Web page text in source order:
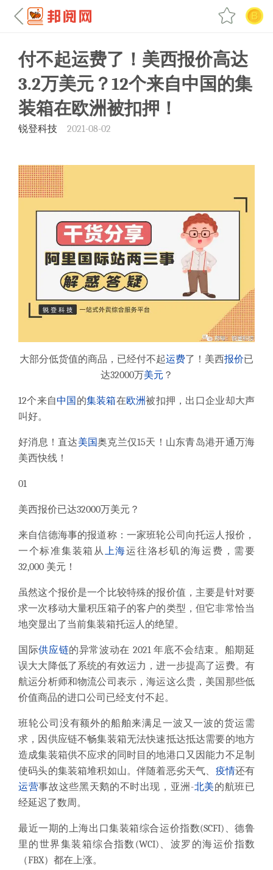
付不起运费了！美西报价高达
3.2万美元？12个来自中国的集
装箱在欧洲被扣押！
锐登科技 2021-08-02
大部分低货值的商品，已经付不起运费了！美西报价已
达32000万美元 ？
12个来自中国 的集装箱在欧洲被扣押，出口企业却大声
叫好。
好消息！直达美国奥克兰仅15天！山东青岛港开通万海
美西快线！
01
美西报价已达32000万美元？
来自信德海事的报道称：一家班轮公司向托运人报价，
一个标准集装箱从上海运往洛杉矶的海运费，需要
32,000 美元！
虽然这个报价是一个比较特殊的报价值，主要是针对要
求一次移动大量积压箱子的客户的类型，但它非常恰当
地突显出了当前集装箱托运人的绝望。
国际供应链的异常波动在 2021 年底不会结束。船期延
误大大降低了系统的有效运力，进一步提高了运费。有
航运分析师和物流公司表示，海运这么贵， 美国那些低
价值商品的进口公司已经支付不起。
班轮公司没有额外的船舶来满足一波又一波的货运需
求， 因供应链不畅集装箱无法快速抵达抵达需要的地方
造成集装箱供不应求的同时目的地港口又因能力不足制
使码头的集装箱堆积如山。伴随着恶劣天气、 疫情还有
运营事故这些黑天鹅的不时出现，亚洲-北美的航班已
经延迟了数周。
最近一期的上海出口集装箱综合运价指数(SCFI)、德鲁
里的世界集装箱综合指数(WCI)、波罗的海运价指数
（FBX）都在上涨。